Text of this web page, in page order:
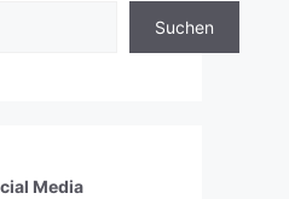
Suchen
Media